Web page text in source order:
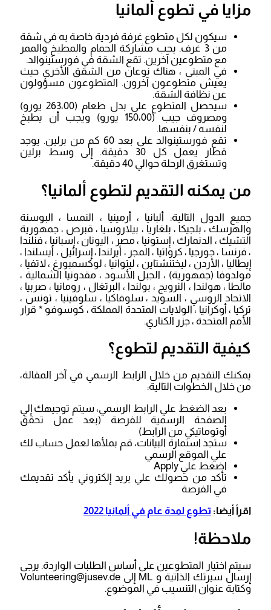
مزايا في تطوع ألمانيا
سيكون لكل متطوع غرفة فردية خاصة به في شقة
من 3 غرف. يجب مشاركة الحمام والمطبخ والممر
مع متطوعين آخرين. تقع الشقة في فورستينوالد.
في المبنى ، هناك نوعان من الشقق الأخرى حيث
يعيش متطوعون آخرون. المتطوعون مسؤولون
عن نظافة الشقة.
سيحصل المتطوع على بدل طعام (263،00 يورو)
ومصروف جيب (150،00 يورو) ويجب أن يطبخ
لنفسه / بنفسها.
تقع فورستينوالد على بعد 60 كم من برلين. يوجد
قطار يعمل كل 30 دقيقة. إلى وسط برلين
وتستغرق الرحلة حوالي 40 دقيقة.
من يمكنه التقديم لتطوع ألمانيا؟
جميع الدول التالية: ألبانيا ، أرمينيا ، النمسا ، البوسنة
والهرسك ، بلجيكا ، بلغاريا ، بيلاروسيا ، قبرص ، جمهورية
التشيك ، الدنمارك ، إستونيا ، مصر ، اليونان ، إسبانيا ، فنلندا
، فرنسا ، جورجيا ، كرواتيا ، المجر ، أيرلندا ، إسرائيل ، أيسلندا ،
إيطاليا ، الأردن ، ليختنشتاين ، ليتوانيا ، لوكسمبورغ ، لاتفيا ،
مولدوفا (جمهورية) ، الجبل الأسود ، مقدونيا الشمالية ،
مالطا ، هولندا ، النرويج ، بولندا ، البرتغال ، رومانيا ، صربيا ،
الاتحاد الروسي ، السويد ، سلوفاكيا ، سلوفينيا ، تونس ،
تركيا ، أوكرانيا ، الولايات المتحدة المملكة ، كوسوفو * قرار
الأمم المتحدة ، جزر الكناري.
كيفية التقديم لتطوع؟
يمكنك التقديم من خلال الرابط الرسمي في آخر المقالة،
من خلال الخطوات التالية:
بعد الضغط علي الرابط الرسمي، سيتم توجيهك إلي
الصفحة الرسمية للفرصة (بعد عمل تحقق
أوتوماتيكي من الرابط)
ستجد استمارة البيانات، قم بملأها لعمل حساب لك
علي الموقع الرسمي
اضغط علي Apply
تأكد من حصولك علي بريد إلكتروني يأكد تقديمك
في الفرصة
اقرأ أيضا: تطوع لمدة عام في ألمانيا 2022
ملاحظة!
سيتم اختيار المتطوعين على أساس الطلبات الواردة. يرجى
إرسال سيرتك الذاتية و ML إلى
Volunteering@jusev.de
وكتابة عنوان التنسيب في الموضوع.